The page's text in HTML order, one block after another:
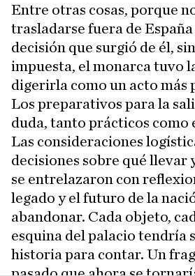
Entre otras cosas, porque
trasladarse fuera de España
decisión que surgió de él,
impuesta, el monarca tuvo
digerirla como un acto más
Los preparativos para la
duda, tanto prácticos como
Las consideraciones
decisiones sobre qué llevar
se entrelazaron con
legado y el futuro de la
abandonar. Cada objeto,
esquina del palacio tendría
historia para contar. Un